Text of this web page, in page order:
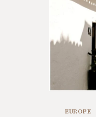
EUROPE